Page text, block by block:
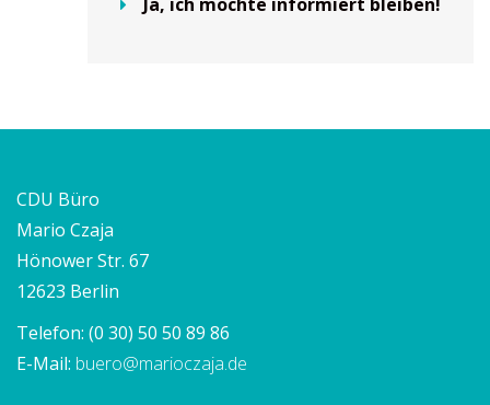
CDU Büro
Mario Czaja
Hönower Str. 67
12623 Berlin
Telefon: (0 30) 50 50 89 86
E-Mail: buero@marioczaja.de